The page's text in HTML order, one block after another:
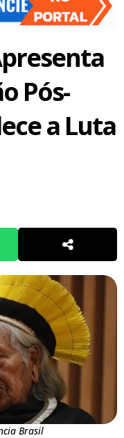
Pós-
a Luta
Brasil